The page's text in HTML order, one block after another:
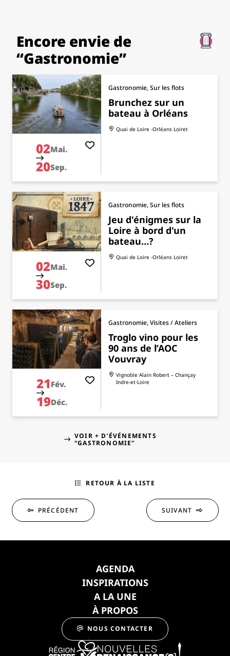
Encore envie de
“Gastronomie”
02Mai.
20Sep.
Gastronomie, Sur les flots
Brunchez sur un
bateau à Orléans
Quai de Loire -Orléans Loiret
02Mai.
30Sep.
Gastronomie, Sur les flots
Jeu d'énigmes sur la
Loire à bord d'un
bateau…?
Quai de Loire -Orléans Loiret
21 Fév.
19Déc.
Gastronomie, Visites / Ateliers
Troglo vino pour les
90 ans de l’AOC
Vouvray
Vignoble Alain Robert – Chançay
Indre-et-Loire
VOIR + D’ÉVÉNEMENTS
“GASTRONOMIE”
PRÉCÉDENT
RETOUR À LA LISTE
SUIVANT
AGENDA
INSPIRATIONS
A LA UNE
À PROPOS
NOUS CONTACTER